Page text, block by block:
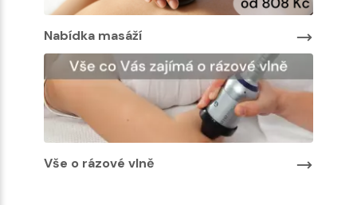
Nabídka masáží
Vše o rázové vlně